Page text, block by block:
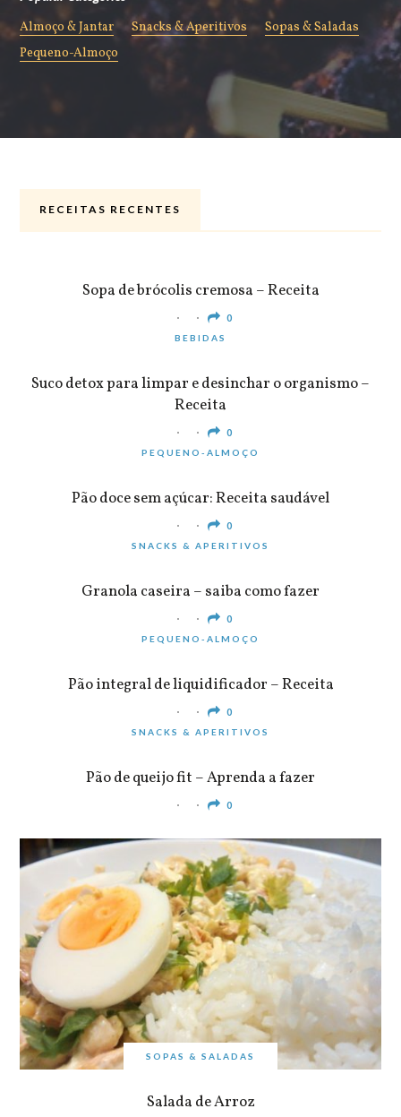
Almoço & Jantar Snacks & Aperitivos
Sopas & Saladas
Pequeno-Almoço
RECEITAS RECENTES
Sopa de brócolis cremosa – Receita
0
BEBIDAS
Suco detox para limpar e desinchar o organismo –
Receita
0
PEQUENO-ALMOÇO
Pão doce sem açúcar: Receita saudável
0
SNACKS & APERITIVOS
Granola caseira – saiba como fazer
0
PEQUENO-ALMOÇO
Pão integral de liquidificador – Receita
0
SNACKS & APERITIVOS
Pão de queijo fit – Aprenda a fazer
0
SOPAS & SALADAS
Salada de Arroz